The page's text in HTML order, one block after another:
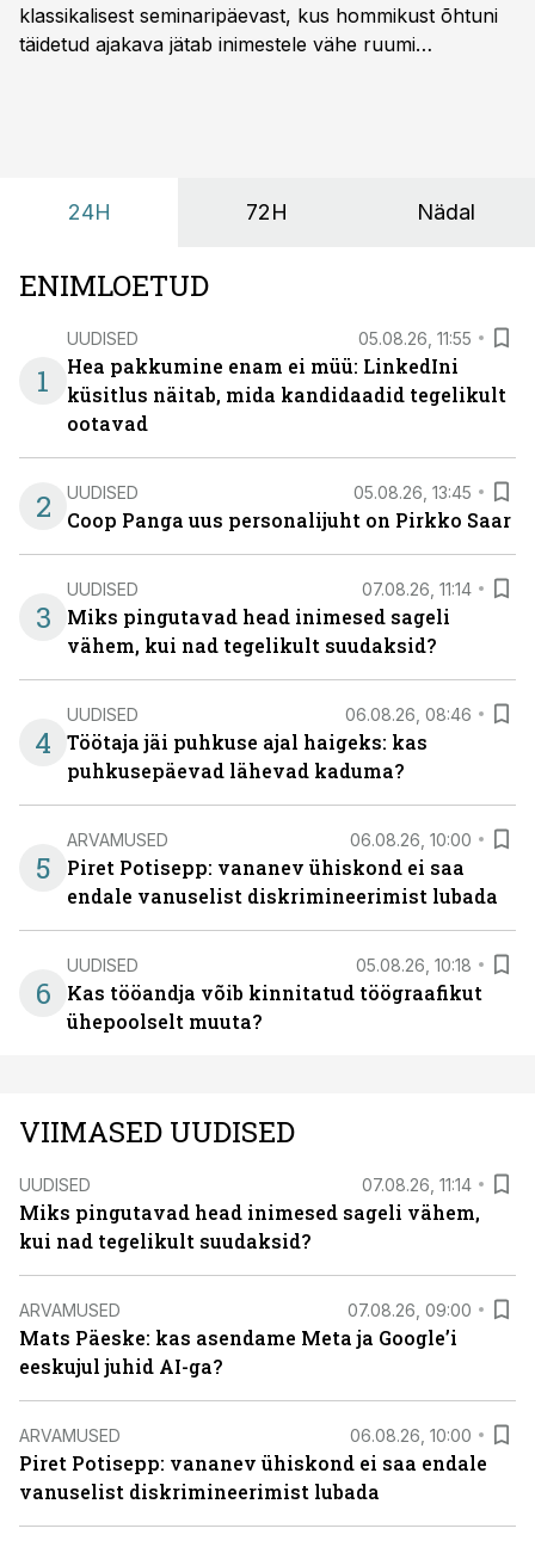
klassikalisest seminaripäevast, kus hommikust õhtuni
täidetud ajakava jätab inimestele vähe ruumi
24H 72H Nädal
ENIMLOETUD
1
UUDISED 05.08.26, 11:55
Hea pakkumine enam ei müü: LinkedIni
küsitlus näitab, mida kandidaadid tegelikult
ootavad
2 UUDISED 05.08.26, 13:45
Coop Panga uus personalijuht on Pirkko Saar
3
UUDISED 07.08.26, 11:14
Miks pingutavad head inimesed sageli
vähem, kui nad tegelikult suudaksid?
4
UUDISED 06.08.26, 08:46
Töötaja jäi puhkuse ajal haigeks: kas
puhkusepäevad lähevad kaduma?
5
ARVAMUSED 06.08.26, 10:00
Piret Potisepp: vananev ühiskond ei saa
endale vanuselist diskrimineerimist lubada
6
UUDISED 05.08.26, 10:18
Kas tööandja võib kinnitatud töögraafikut
ühepoolselt muuta?
VIIMASED UUDISED
UUDISED 07.08.26, 11:14
Miks pingutavad head inimesed sageli vähem,
kui nad tegelikult suudaksid?
ARVAMUSED 07.08.26, 09:00
Mats Päeske: kas asendame Meta ja Google’i
eeskujul juhid AI-ga?
ARVAMUSED 06.08.26, 10:00
Piret Potisepp: vananev ühiskond ei saa endale
vanuselist diskrimineerimist lubada